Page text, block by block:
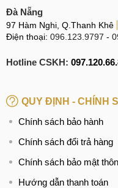
Đà Nẵng
97 Hàm Nghi, Q.Thanh Khê
Điện thoại: 096.123.9797 -
Hotline CSKH:
QUY ĐỊNH - CHÍNH
Chính sách bảo hành
Chính sách đổi trả hàng
Chính sách bảo mật
Hướng dẫn thanh toán